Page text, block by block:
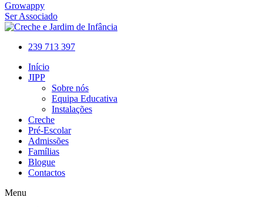
Growappy
Ser Associado
239 713 397
Início
JIPP
Sobre nós
Equipa Educativa
Instalações
Creche
Pré-Escolar
Admissões
Famílias
Blogue
Contactos
Menu